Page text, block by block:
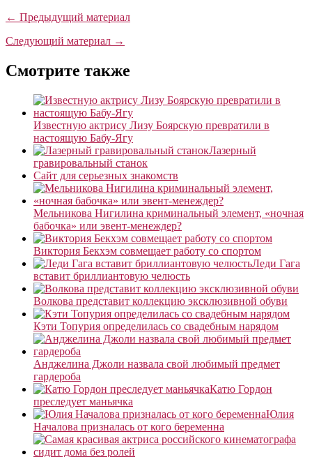
← Предыдущий материал
Следующий материал →
Смотрите также
Известную актрису Лизу Боярскую превратили в
настоящую Бабу-Ягу
Лазерный
гравировальный станок
Сайт для серьезных знакомств
Мельникова Нигилина криминальный элемент, «ночная
бабочка» или эвент-менеждер?
Виктория Бекхэм совмещает работу со спортом
Леди Гага
вставит бриллиантовую челюсть
Волкова представит коллекцию эксклюзивной обуви
Кэти Топурия определилась со свадебным нарядом
Анджелина Джоли назвала свой любимый предмет
гардероба
Катю Гордон
преследует маньячка
Юлия
Началова призналась от кого беременна